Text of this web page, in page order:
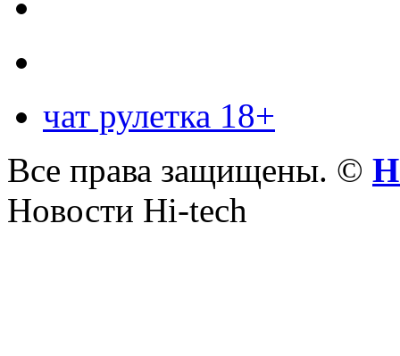
чат рулетка 18+
Все права защищены. ©
Новости Hi-tech